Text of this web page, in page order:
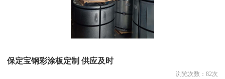
保定宝钢彩涂板定制 供应及时
浏览次数： 82次